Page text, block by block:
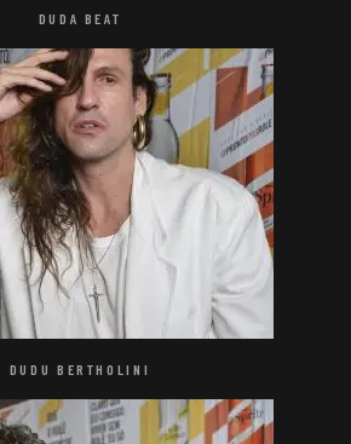
DUDA BEAT
DUDU BERTHOLINI